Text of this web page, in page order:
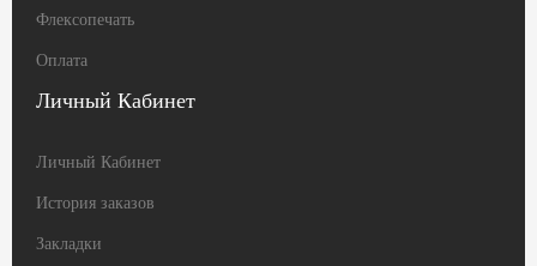
Флексопечать
Оплата
Личный Кабинет
Личный Кабинет
История заказов
Закладки